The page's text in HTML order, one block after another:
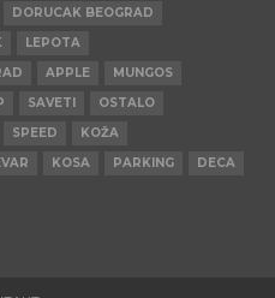
DORUCAK BEOGRAD
LEPOTA
APPLE
MUNGOS
SAVETI
OSTALO
SPEED
KOŽA
KOSA PARKING
DECA